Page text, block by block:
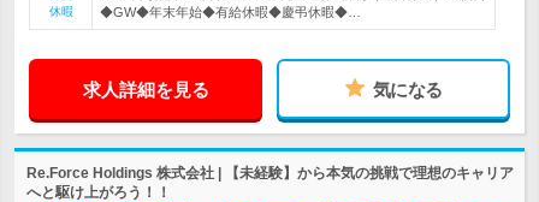
休暇
◆GW◆年末年始◆有給休暇◆慶弔休暇◆…
求人詳細を見る 気になる
Re.Force Holdings 株式会社 | 【未経験】から本気の挑戦で理想のキャリア
へと駆け上がろう！！